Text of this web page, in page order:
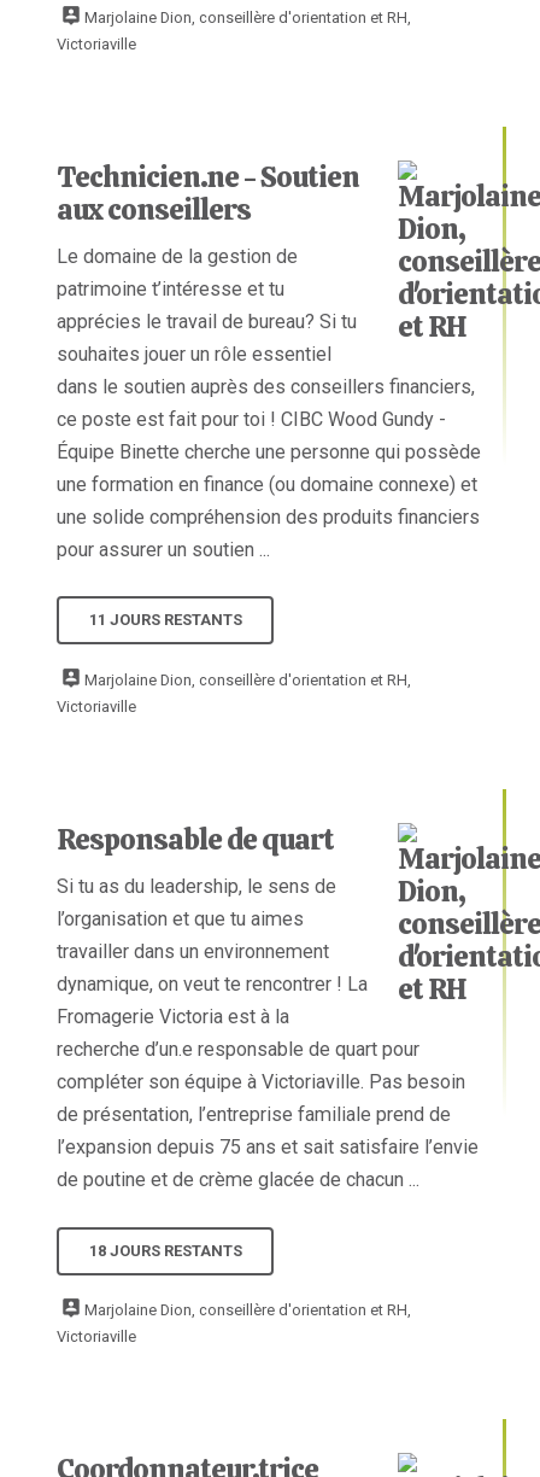
Marjolaine Dion, conseillère d'orientation et RH,
Victoriaville
Technicien.ne - Soutien
aux conseillers
Le domaine de la gestion de
patrimoine t’intéresse et tu
apprécies le travail de bureau? Si tu
souhaites jouer un rôle essentiel
dans le soutien auprès des conseillers financiers,
ce poste est fait pour toi ! CIBC Wood Gundy -
Équipe Binette cherche une personne qui possède
une formation en finance (ou domaine connexe) et
une solide compréhension des produits financiers
pour assurer un soutien ...
11 JOURS RESTANTS
Marjolaine Dion, conseillère d'orientation et RH,
Victoriaville
Responsable de quart
Si tu as du leadership, le sens de
l’organisation et que tu aimes
travailler dans un environnement
dynamique, on veut te rencontrer ! La
Fromagerie Victoria est à la
recherche d’un.e responsable de quart pour
compléter son équipe à Victoriaville. Pas besoin
de présentation, l’entreprise familiale prend de
l’expansion depuis 75 ans et sait satisfaire l’envie
de poutine et de crème glacée de chacun ...
18 JOURS RESTANTS
Marjolaine Dion, conseillère d'orientation et RH,
Victoriaville